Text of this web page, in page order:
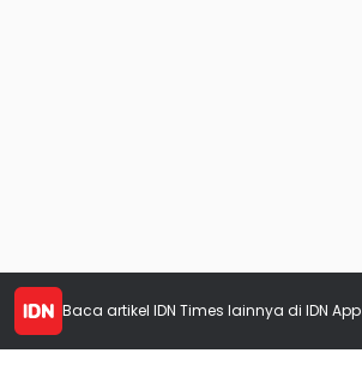
Baca artikel IDN Times lainnya di IDN App